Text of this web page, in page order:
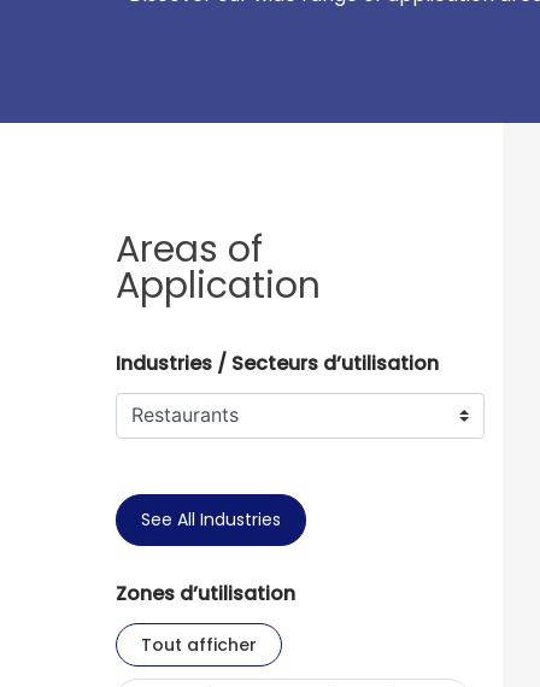
Areas of
Application
Industries / Secteurs d’utilisation
See All Industries
Zones d’utilisation
Tout afficher